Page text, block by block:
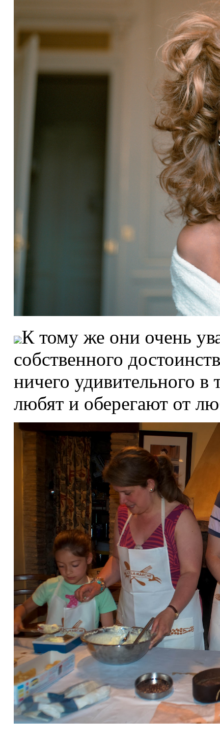
К тому же они очень
собственного
ничего удивительного
любят и оберегают от